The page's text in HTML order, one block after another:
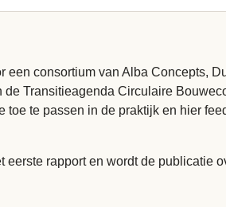
consortium van Alba Concepts,
Transitieagenda Circulaire
te passen in de praktijk en hier
rapport en wordt de